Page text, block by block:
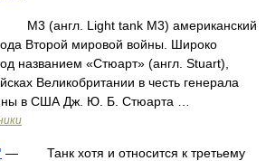
(англ. Light tank M3) американский
Второй мировой войны. Широко
названием «Стюарт» (англ. Stuart),
Великобритании в честь генерала
в США Дж. Ю. Б. Стюарта …
— Танк хотя и относится к третьему